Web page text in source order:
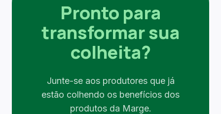
Pronto para
transformar sua
colheita?
Junte-se aos produtores que já
estão colhendo os benefícios dos
produtos da Marge.